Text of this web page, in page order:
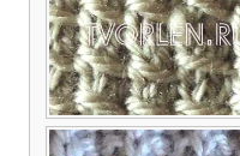
Интересный вариант